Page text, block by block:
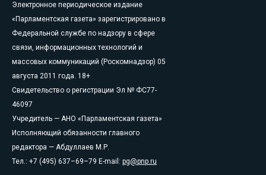
Электронное периодическое издание
«Парламентская газета» зарегистрировано в
Федеральной службе по надзору в сфере
связи, информационных технологий и
массовых коммуникаций (Роскомнадзор) 05
августа 2011 года. 18+
Свидетельство о регистрации Эл № ФС77-
46097
Учредитель — АНО «Парламентская газета»
Исполняющий обязанности главного
редактора — Абдуллаев М.Р.
Тел.: +7 (495) 637–69–79 E-mail: pg@pnp.ru